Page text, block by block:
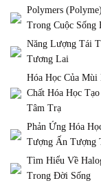
Polymers
Trong Cuộc Sống
Năng Lượng Tái
Tương Lai
Hóa Học Của Mùi
Chất Hóa Học
Tâm Trạ
Phản Ứng Hóa
Tượng Ấn Tượng
Tìm Hiểu Về
Trong Đời Sống